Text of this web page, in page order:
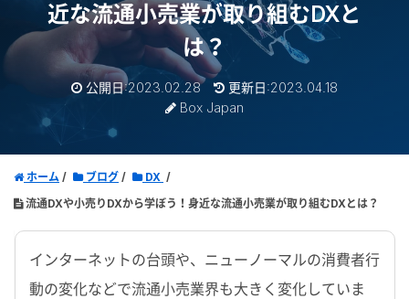
近な流通小売業が取り組むDXと
は？
公開日:2023.02.28
更新日:2023.04.18
Box Japan
ホーム ブログ
DX
流通DXや小売りDXから学ぼう！身近な流通小売業が取り組むDXとは？
インターネットの台頭や、ニューノーマルの消費者行
動の変化などで流通小売業界も大きく変化していま